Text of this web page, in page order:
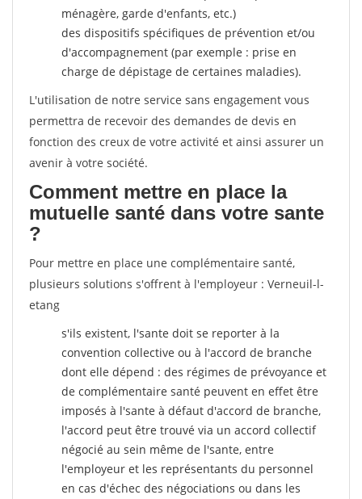
ménagère, garde d'enfants, etc.)
des dispositifs spécifiques de prévention et/ou
d'accompagnement (par exemple : prise en
charge de dépistage de certaines maladies).
L'utilisation de notre service sans engagement vous
permettra de recevoir des demandes de devis en
fonction des creux de votre activité et ainsi assurer un
avenir à votre société.
Comment mettre en place la
mutuelle santé dans votre sante
?
Pour mettre en place une complémentaire santé,
plusieurs solutions s'offrent à l'employeur : Verneuil-l-
etang
s'ils existent, l'sante doit se reporter à la
convention collective ou à l'accord de branche
dont elle dépend : des régimes de prévoyance et
de complémentaire santé peuvent en effet être
imposés à l'sante à défaut d'accord de branche,
l'accord peut être trouvé via un accord collectif
négocié au sein même de l'sante, entre
l'employeur et les représentants du personnel
en cas d'échec des négociations ou dans les